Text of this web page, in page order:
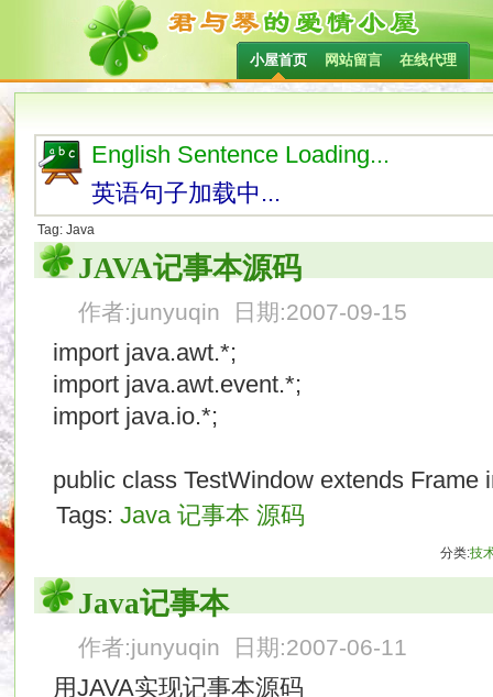
小屋首页 网站留言 在线代理
English Sentence Loading...
英语句子加载中...
Tag: Java
JAVA记事本源码
作者:junyuqin 日期:2007-09-15
import java.awt.*;
import java.awt.event.*;
import java.io.*;
public class TestWindow extends Frame
Tags: Java 记事本 源码
分类:技
Java记事本
作者:junyuqin 日期:2007-06-11
用JAVA实现记事本源码